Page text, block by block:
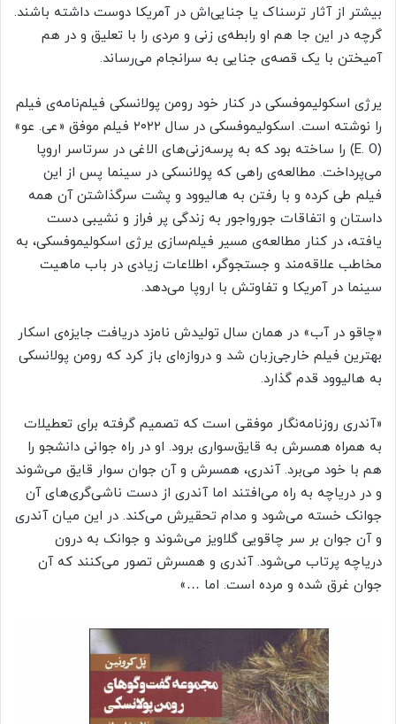
بیشتر از آثار ترسناک یا جنایی‌اش در آمریکا دوست داشته باشند.
گرچه در این جا هم او رابطه‌ی زنی و مردی را با تعلیق و در هم
آمیختن با یک قصه‌ی جنایی به سرانجام می‌رساند.
یرژی اسکولیموفسکی در کنار خود رومن پولانسکی فیلم‌نامه‌ی فیلم
را نوشته است. اسکولیموفسکی در سال ۲۰۲۲ فیلم موفق «عی. عو»
(E. O) را ساخته بود که به پرسه‌زنی‌های الاغی در سرتاسر اروپا
می‌پرداخت. مطالعه‌ی راهی که پولانسکی در سینما پس از این
فیلم طی کرده و با رفتن به هالیوود و پشت سرگذاشتن آن همه
داستان و اتفاقات جورواجور به زندگی پر فراز و نشیبی دست
یافته، در کنار مطالعه‌ی مسیر فیلم‌سازی یرژی اسکولیموفسکی، به
مخاطب علاقه‌مند و جستجوگر، اطلاعات زیادی در باب ماهیت
سینما در آمریکا و تفاوتش با اروپا می‌دهد.
«چاقو در آب» در همان سال تولیدش نامزد دریافت جایزه‌ی اسکار
بهترین فیلم خارجی‌زبان شد و دروازه‌ای باز کرد که رومن پولانسکی
به هالیوود قدم گذارد.
«آندری روزنامه‌نگار موفقی است که تصمیم گرفته برای تعطیلات
به همراه همسرش به قایق‌سواری برود. او در راه جوانی دانشجو را
هم با خود می‌برد. آندری، همسرش و آن جوان سوار قایق می‌شوند
و در دریاچه به راه می‌افتند اما آندری از دست ناشی‌گری‌های آن
جوانک خسته می‌شود و مدام تحقیرش می‌کند. در این میان آندری
و آن جوان بر سر چاقویی گلاویز می‌شوند و جوانک به درون
دریاچه پرتاب می‌شود. آندری و همسرش تصور می‌کنند که آن
جوان غرق شده و مرده است. اما …»